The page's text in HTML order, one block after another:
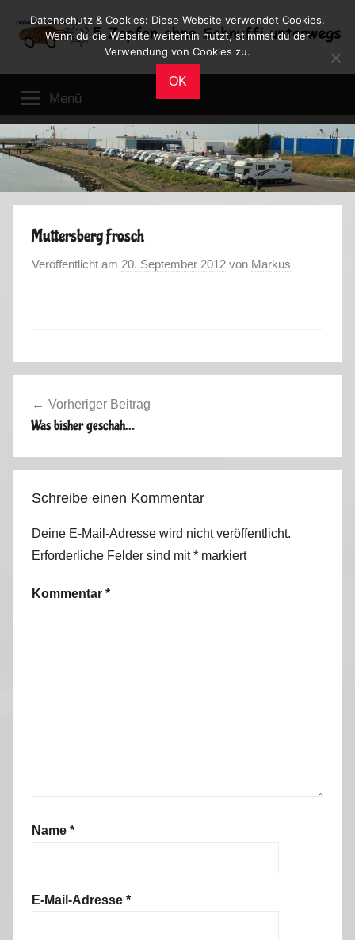
Inhalt
Reiseblog
Leben
im
Wohnmobil
Menü
Muttersberg Frosch
Veröffentlicht am 20. September 2012 von Markus
Vorheriger Beitrag
Was bisher geschah…
Schreibe einen Kommentar
Deine E-Mail-Adresse wird nicht veröffentlicht.
Erforderliche Felder sind mit* markiert
Kommentar *
Name *
E-Mail-Adresse *
Datenschutz & Cookies: Diese Website verwendet Cookies.
Wenn du die Website weiterhin nutzt, stimmst du der
Verwendung von Cookies zu.
OK